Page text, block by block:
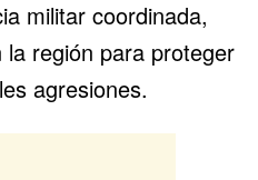
militar coordinada,
región para proteger
agresiones.